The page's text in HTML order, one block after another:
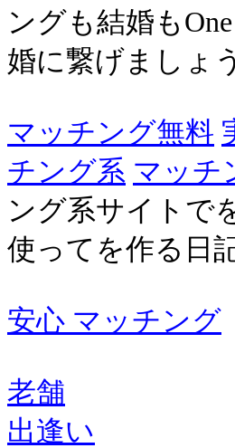
ングも結婚も
婚に繋げましょ
マッチング無料
チング系 マッチ
ング系サイトで
使ってを作る日
安心 マッチング
老舗
出逢い